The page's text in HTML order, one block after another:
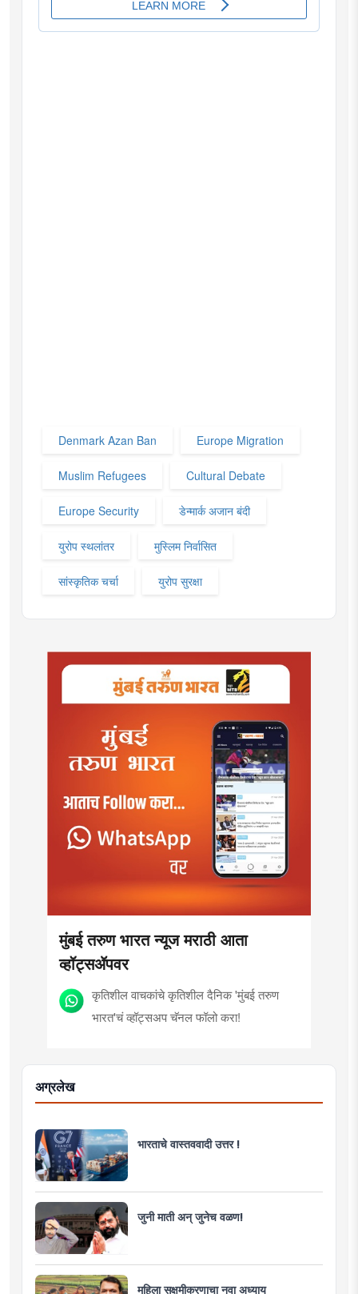
Denmark Azan Ban Europe Migration
Muslim Refugees Cultural Debate
Europe Security डेन्मार्क अजान बंदी
युरोप स्थलांतर मुस्लिम निर्वासित
सांस्कृतिक चर्चा युरोप सुरक्षा
मुंबई तरुण भारत न्यूज मराठी आता
व्हॉट्सॲपवर
कृतिशील वाचकांचे कृतिशील दैनिक 'मुंबई तरुण
भारत'चं व्हॉट्सअप चॅनल फॉलो करा!
अग्रलेख
भारताचे वास्तववादी उत्तर !
जुनी माती अन् जुनेच वळण!
महिला सक्षमीकरणाचा नवा अध्याय